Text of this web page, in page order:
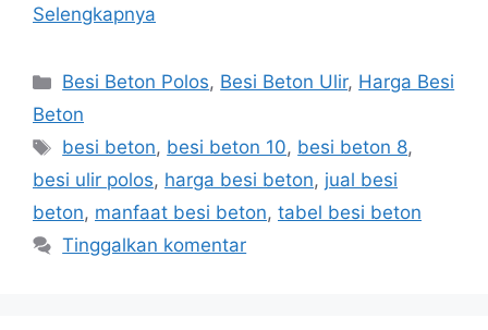
Selengkapnya
Kategori
Besi Beton Polos, Besi Beton Ulir, Harga Besi
Beton
Tag
besi beton, besi beton 10, besi beton 8,
besi ulir polos, harga besi beton, jual besi
beton, manfaat besi beton, tabel besi beton
Tinggalkan komentar